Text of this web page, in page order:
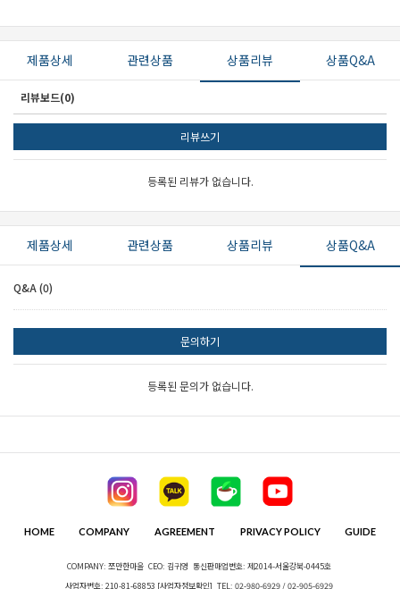
제품상세 관련상품 상품리뷰 상품Q&A
리뷰보드(0)
리뷰쓰기
등록된 리뷰가 없습니다.
제품상세 관련상품 상품리뷰 상품Q&A
Q&A (0)
문의하기
등록된 문의가 없습니다.
HOME COMPANY AGREEMENT PRIVACY POLICY GUIDE
COMPANY: 쪼만한마을 CEO: 김귀영 통신판매업번호: 제2014-서울강북-0445호
사업자번호: 210-81-68853 [사업자정보확인] TEL: 02-980-6929 / 02-905-6929